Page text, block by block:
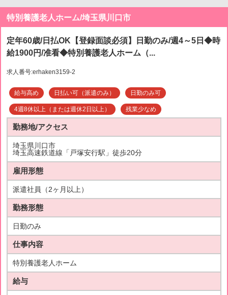
特別養護老人ホーム/埼玉県川口市
定年60歳/日払OK【登録面談必須】日勤のみ/週4～5日◆時
給1900円/准看◆特別養護老人ホーム（...
求人番号:erhaken3159-2
給与高め 日払い可（派遣のみ） 日勤のみ可
4週8休以上（または週休2日以上） 残業少なめ
勤務地/アクセス
埼玉県川口市
埼玉高速鉄道線「戸塚安行駅」徒歩20分
雇用形態
派遣社員（2ヶ月以上）
勤務形態
日勤のみ
仕事内容
特別養護老人ホーム
給与